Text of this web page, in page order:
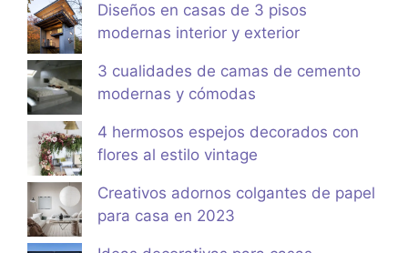
Diseños en casas de 3 pisos
modernas interior y exterior
3 cualidades de camas de cemento
modernas y cómodas
4 hermosos espejos decorados con
flores al estilo vintage
Creativos adornos colgantes de papel
para casa en 2023